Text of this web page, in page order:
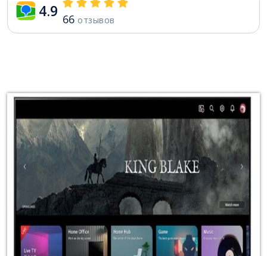
4.9 66 отзывов